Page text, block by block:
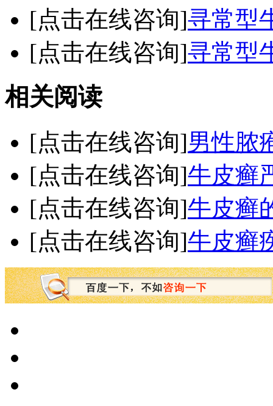
[点击在线咨询]寻常型
[点击在线咨询]寻常型
相关阅读
[点击在线咨询]男性脓
[点击在线咨询]牛皮癣
[点击在线咨询]牛皮癣
[点击在线咨询]牛皮癣